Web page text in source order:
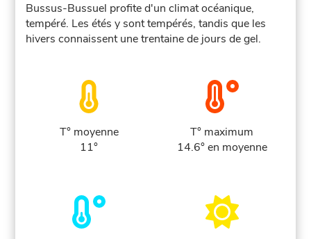
Bussus-Bussuel profite d'un climat océanique,
tempéré. Les étés y sont tempérés, tandis que les
hivers connaissent une trentaine de jours de gel.
T° moyenne
11°
T° maximum
14.6° en moyenne